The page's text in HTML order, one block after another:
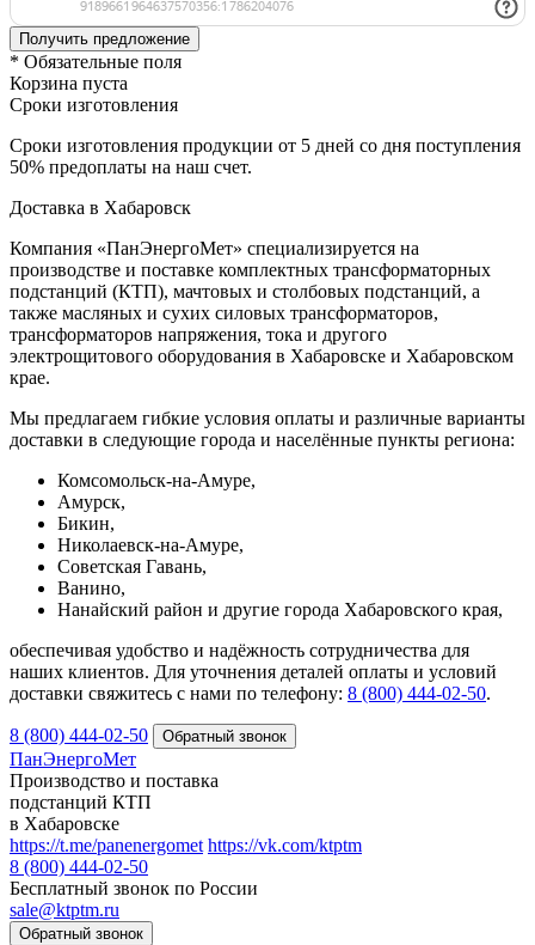
* Обязательные поля
Корзина пуста
Сроки изготовления
Сроки изготовления продукции от 5 дней со дня поступления
50% предоплаты на наш счет.
Доставка в Хабаровск
Компания «ПанЭнергоМет» специализируется на
производстве и поставке комплектных трансформаторных
подстанций (КТП), мачтовых и столбовых подстанций, а
также масляных и сухих силовых трансформаторов,
трансформаторов напряжения, тока и другого
электрощитового оборудования в Хабаровске и Хабаровском
крае.
Мы предлагаем гибкие условия оплаты и различные варианты
доставки в следующие города и населённые пункты региона:
Комсомольск-на-Амуре,
Амурск,
Бикин,
Николаевск-на-Амуре,
Советская Гавань,
Ванино,
Нанайский район и другие города Хабаровского края,
обеспечивая удобство и надёжность сотрудничества для
наших клиентов. Для уточнения деталей оплаты и условий
доставки свяжитесь с нами по телефону: 8 (800) 444‑02‑50.
8 (800) 444-02-50
ПанЭнергоМет
Производство и поставка
подстанций КТП
в Хабаровске
https://t.me/panenergomet https://vk.com/ktptm
8 (800) 444-02-50
Бесплатный звонок по России
sale@ktptm.ru